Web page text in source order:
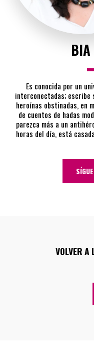
BIA
Es conocida por un
interconectadas; escribe
heroínas obstinadas, en
de cuentos de hadas
parezca más a un
horas del día, está
VOLVER A